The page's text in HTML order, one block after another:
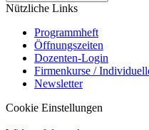
Nützliche Links
Programmheft
Öffnungszeiten
Dozenten-Login
Firmenkurse /
Newsletter
Cookie Einstellungen